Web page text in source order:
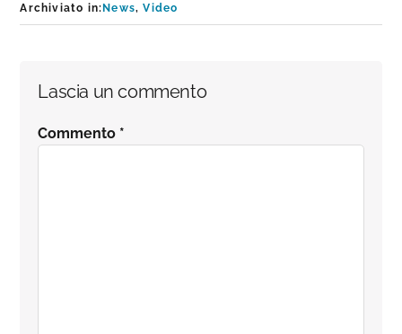
Archiviato in:News,Video
Interazioni
del
Lascia un commento
Commento *